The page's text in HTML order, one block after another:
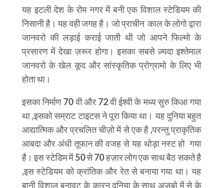
यह इटली देश के रोम नगर में बनी एक विशाल स्टेडियम की
निसानी है। यह वही जगह है। जो प्राचीन काल के लोगो द्वारा
जानवरो की लड़ाई कराई जाती थी जो आपने फिल्मो के
प्रसारण में देखा ज़रूर होगा। इसका सबसे ज़्यदा इश्तेमाल
जानवरो के खेल कूद और सांस्कृतिक प्रोग्रामो के लिए भी
होता था।
इसका निर्माण 70 वी और 72 वी ईश्वी के मध्य सुरु किआ गया
था ,इसको सम्राट टाइटस ने पूरा किया था। यह दुनिया बहुत
आद्यात्मिक और प्रचलित चीज़ो में से एक है ,परन्तु प्राकृतिक
आबदा और अंधी तूफान की वजह से यह थोड़ा नस्ट हो गया
है। इस स्टेडिम में 50 से 70 हज़ार लोग एक साथ बैठ सकते है
,इस स्टेडियम को क्रांतिक और रेत से बनाया गया था। यह
बानी विशाल बनावट के कारन दुनिया के साथ अजूबो में से के